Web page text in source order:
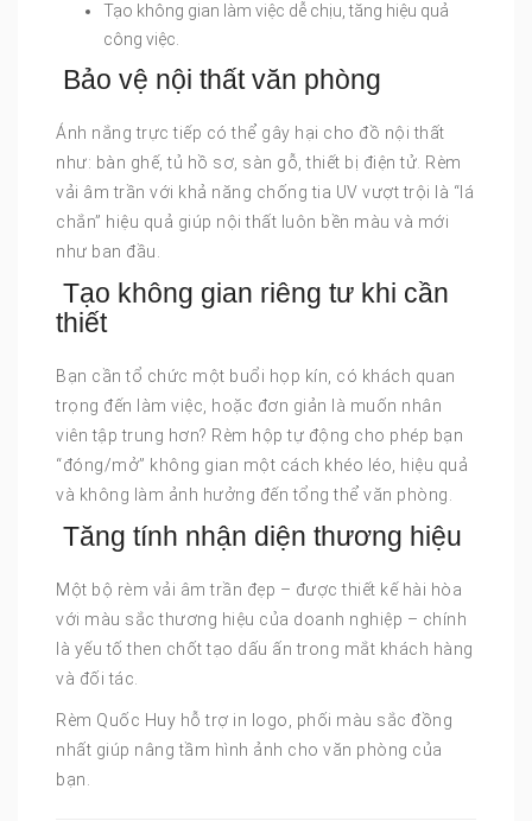
Tạo không gian làm việc dễ chịu, tăng hiệu quả
công việc.
Bảo vệ nội thất văn phòng
Ánh nắng trực tiếp có thể gây hại cho đồ nội thất
như: bàn ghế, tủ hồ sơ, sàn gỗ, thiết bị điện tử. Rèm
vải âm trần với khả năng chống tia UV vượt trội là “lá
chắn” hiệu quả giúp nội thất luôn bền màu và mới
như ban đầu.
Tạo không gian riêng tư khi cần
thiết
Bạn cần tổ chức một buổi họp kín, có khách quan
trọng đến làm việc, hoặc đơn giản là muốn nhân
viên tập trung hơn? Rèm hộp tự động cho phép bạn
“đóng/mở” không gian một cách khéo léo, hiệu quả
và không làm ảnh hưởng đến tổng thể văn phòng.
Tăng tính nhận diện thương hiệu
Một bộ rèm vải âm trần đẹp – được thiết kế hài hòa
với màu sắc thương hiệu của doanh nghiệp – chính
là yếu tố then chốt tạo dấu ấn trong mắt khách hàng
và đối tác.
Rèm Quốc Huy hỗ trợ in logo, phối màu sắc đồng
nhất giúp nâng tầm hình ảnh cho văn phòng của
bạn.